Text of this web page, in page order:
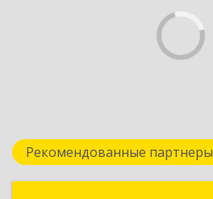
Рекомендованные партнеры